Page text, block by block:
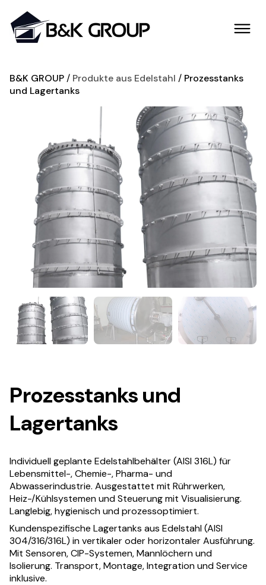
B&K GROUP Produkte aus Edelstahl
Prozesstanks
und Lagertanks
Prozesstanks und
Lagertanks
Individuell geplante Edelstahlbehälter (AISI 316L) für
Lebensmittel-, Chemie-, Pharma- und
Abwasserindustrie. Ausgestattet mit Rührwerken,
Heiz-/Kühlsystemen und Steuerung mit Visualisierung.
Langlebig, hygienisch und prozessoptimiert.
Kundenspezifische Lagertanks aus Edelstahl (AISI
304/316/316L) in vertikaler oder horizontaler Ausführung.
Mit Sensoren, CIP-Systemen, Mannlöchern und
Isolierung. Transport, Montage, Integration und Service
inklusive.